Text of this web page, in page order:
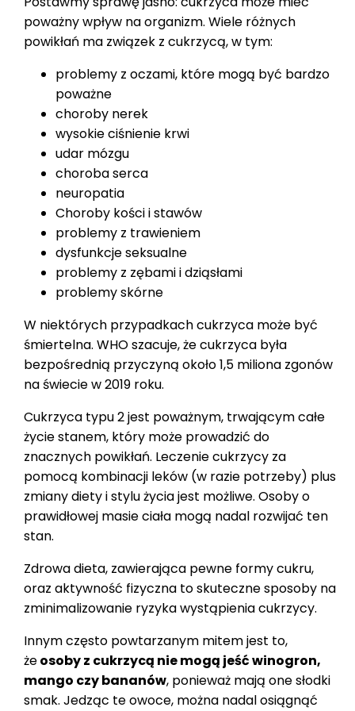
poważny wpływ na organizm. Wiele różnych
powikłań ma związek z cukrzycą, w tym:
problemy z oczami, które mogą być bardzo
poważne
choroby nerek
wysokie ciśnienie krwi
udar mózgu
choroba serca
neuropatia
Choroby kości i stawów
problemy z trawieniem
dysfunkcje seksualne
problemy z zębami i dziąsłami
problemy skórne
W niektórych przypadkach cukrzyca może być
śmiertelna. WHO szacuje, że cukrzyca była
bezpośrednią przyczyną około 1,5 miliona zgonów
na świecie w 2019 roku.
Cukrzyca typu 2 jest poważnym, trwającym całe
życie stanem, który może prowadzić do
znacznych powikłań. Leczenie cukrzycy za
pomocą kombinacji leków (w razie potrzeby) plus
zmiany diety i stylu życia jest możliwe. Osoby o
prawidłowej masie ciała mogą nadal rozwijać ten
stan.
Zdrowa dieta, zawierająca pewne formy cukru,
oraz aktywność fizyczna to skuteczne sposoby na
zminimalizowanie ryzyka wystąpienia cukrzycy.
Innym często powtarzanym mitem jest to,
żeosoby z cukrzycą nie mogą jeść winogron,
mango czy bananów, ponieważ mają one słodki
smak. Jedząc te owoce, można nadal osiągnąć